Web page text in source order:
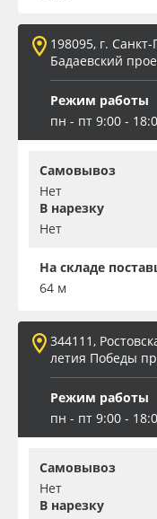
Баннер
Заготовки для
198095, г.
Бадаевский
Режим работы
пн - пт 9:00 -
Самовывоз
Нет
В нарезку
Нет
На складе
64 м
344111,
летия Победы
Режим работы
пн - пт 9:00 -
Самовывоз
Нет
В нарезку